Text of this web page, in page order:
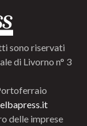
sono riservati
di Livorno n° 3
delle imprese